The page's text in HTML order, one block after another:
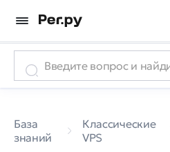
База
знаний
Классические
VPS